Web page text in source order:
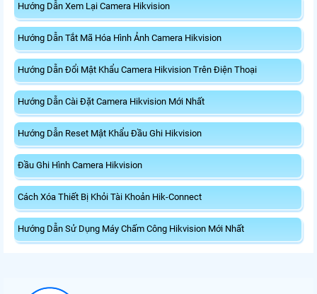
Hướng Dẫn Xem Lại Camera Hikvision
Hướng Dẫn Tắt Mã Hóa Hình Ảnh Camera Hikvision
Hướng Dẫn Đổi Mật Khẩu Camera Hikvision Trên Điện Thoại
Hướng Dẫn Cài Đặt Camera Hikvision Mới Nhất
Hướng Dẫn Reset Mật Khẩu Đầu Ghi Hikvision
Đầu Ghi Hình Camera Hikvision
Cách Xóa Thiết Bị Khỏi Tài Khoản Hik-Connect
Hướng Dẫn Sử Dụng Máy Chấm Công Hikvision Mới Nhất